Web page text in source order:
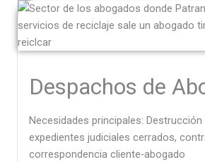
Despachos de
Necesidades principales:
expedientes judiciales cerrados,
correspondencia cliente-abogado